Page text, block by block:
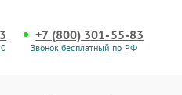
+7 (800) 301-55-83
Звонок бесплатный по РФ